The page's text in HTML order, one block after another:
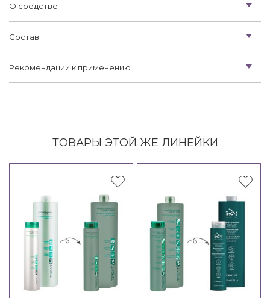
О средстве
Состав
Рекомендации к применению
ТОВАРЫ ЭТОЙ ЖЕ ЛИНЕЙКИ